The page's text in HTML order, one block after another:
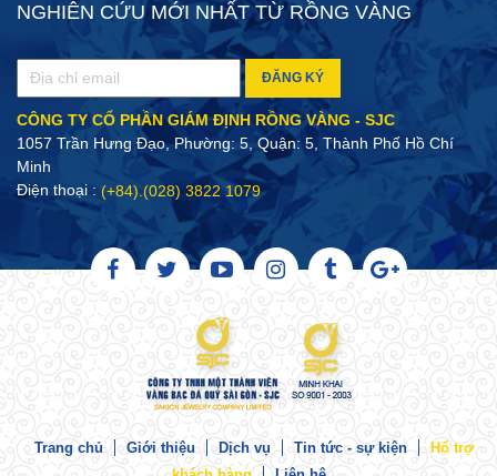
NGHIÊN CỨU MỚI NHẤT TỪ RỒNG VÀNG
ĐĂNG KÝ
CÔNG TY CỔ PHẦN GIÁM ĐỊNH RỒNG VÀNG - SJC
1057 Trần Hưng Đạo, Phường: 5, Quận: 5, Thành Phố Hồ Chí
Minh
Điện thoại : (+84).(028) 3822 1079
Trang chủ Giới thiệu Dịch vụ Tin tức - sự kiện
Hổ trợ